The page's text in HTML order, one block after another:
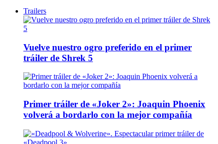
Trailers
Vuelve nuestro ogro preferido en el primer
tráiler de Shrek 5
Primer tráiler de «Joker 2»: Joaquin Phoenix
volverá a bordarlo con la mejor compañía